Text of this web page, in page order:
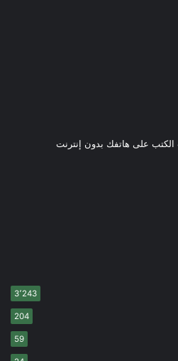
على هاتفك بدون إنترنت
3٬243
204
59